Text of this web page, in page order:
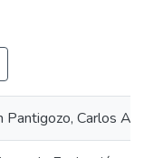
Pantigozo, Carlos